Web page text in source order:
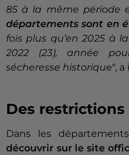
85 à la même période
départements sont en
fois plus qu’en 2025 à
2022 (23), année
sécheresse historique",
Des
Dans les
découvrir sur le site